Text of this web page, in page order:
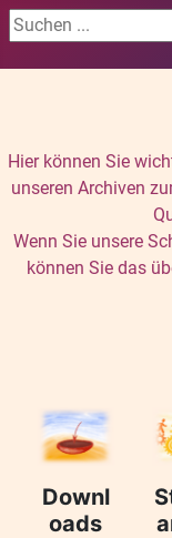
Suchen ...
Hier können Sie
unseren Archiven
Wenn Sie unsere
können Sie das
Downl
oads